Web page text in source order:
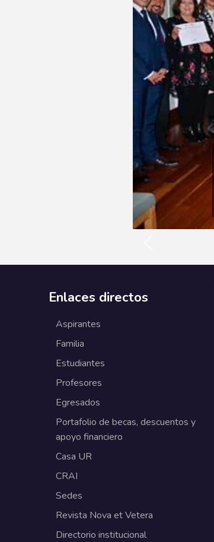
Previous
Enlaces directos
Aspirantes
Familia
Estudiantes
Profesores
Egresados
Portafolio de becas, descuentos y
apoyo financiero
Casa UR
CRAI
Sedes
Revista Nova et Vetera
Directorio institucional